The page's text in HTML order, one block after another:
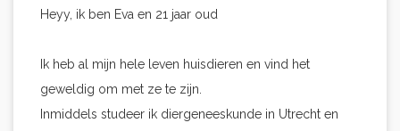
Heyy, ik ben Eva en 21 jaar oud
Ik heb al mijn hele leven huisdieren en vind het
geweldig om met ze te zijn.
Inmiddels studeer ik diergeneeskunde in Utrecht en